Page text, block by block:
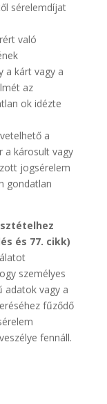
sérelemdíjat
való
a kárt vagy a
az
ok idézte
a
a károsult vagy
jogsérelem
gondatlan
és 77. cikk)
személyes
adatok vagy a
fűződő
fennáll.